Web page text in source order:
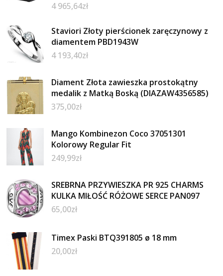
4 965,64zł
Staviori Złoty pierścionek zaręczynowy z
diamentem PBD1943W
4 193,40zł
Diament Złota zawieszka prostokątny
medalik z Matką Boską (DIAZAW4356585)
375,00zł
Mango Kombinezon Coco 37051301
Kolorowy Regular Fit
249,99zł
SREBRNA PRZYWIESZKA PR 925 CHARMS
KULKA MIŁOŚĆ RÓŻOWE SERCE PAN097
65,00zł
Timex Paski BTQ391805 ø 18 mm
20,00zł